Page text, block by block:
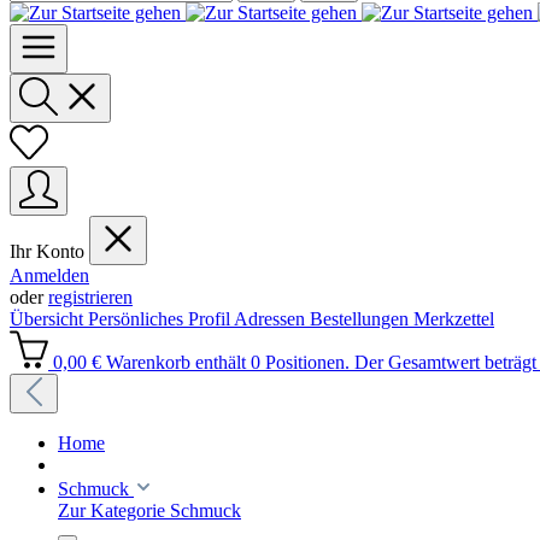
Ihr Konto
Anmelden
oderregistrieren
Übersicht Persönliches Profil Adressen Bestellungen Merkzettel
0,00 € Warenkorb enthält 0 Positionen. Der Gesamtwert
Home
Schmuck
Zur Kategorie Schmuck